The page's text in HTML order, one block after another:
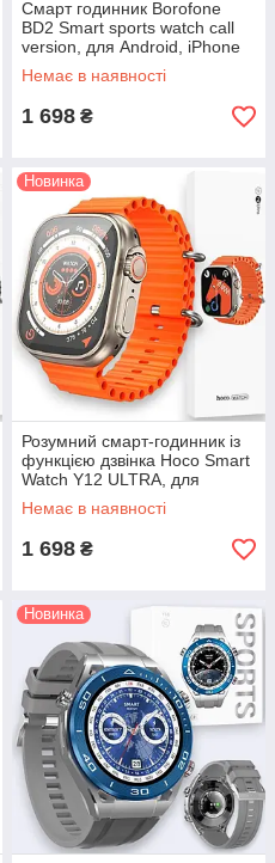
Смарт годинник Borofone
BD2 Smart sports watch call
version, для Android, iPhone
розумний годинник з
функцією дзвінка
Немає в наявності
1 698 ₴
Новинка
Розумний смарт-годинник із
функцією дзвінка Hoco Smart
Watch Y12 ULTRA, для
Android, iPhone,
помаранчевий
Немає в наявності
1 698 ₴
Новинка